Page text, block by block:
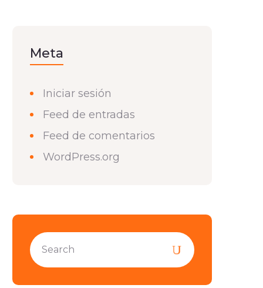
Meta
Iniciar sesión
Feed de entradas
Feed de comentarios
WordPress.org